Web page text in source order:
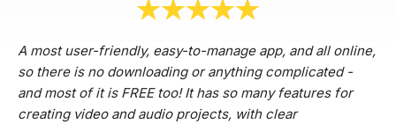
A most user-friendly, easy-to-manage app, and all online,
so there is no downloading or anything complicated -
and most of it is FREE too! It has so many features for
creating video and audio projects, with clear